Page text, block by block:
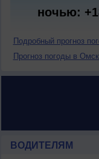
ночью:
Подробный прогноз
Прогноз погоды в
ВОДИТЕЛЯМ